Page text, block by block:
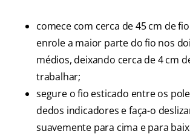
comece com cerca de 45 cm de
enrole a maior parte do fio nos
médios, deixando cerca de 4 cm
trabalhar;
segure o fio esticado entre os
dedos indicadores e faça-o
suavemente para cima e para